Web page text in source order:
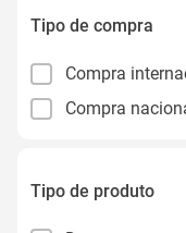
Tipo de compra
Compra
Compra
Tipo de produto